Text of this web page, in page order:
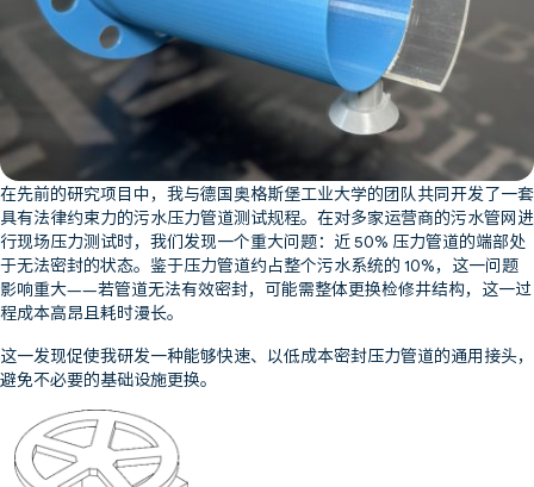
在先前的研究项目中，我与德国奥格斯堡工业大学的团队共同开发了一套
具有法律约束力的污水压力管道测试规程。在对多家运营商的污水管网进
行现场压力测试时，我们发现一个重大问题：近 50% 压力管道的端部处
于无法密封的状态。鉴于压力管道约占整个污水系统的 10%，这一问题
影响重大——若管道无法有效密封，可能需整体更换检修井结构，这一过
程成本高昂且耗时漫长。
这一发现促使我研发一种能够快速、以低成本密封压力管道的通用接头，
避免不必要的基础设施更换。